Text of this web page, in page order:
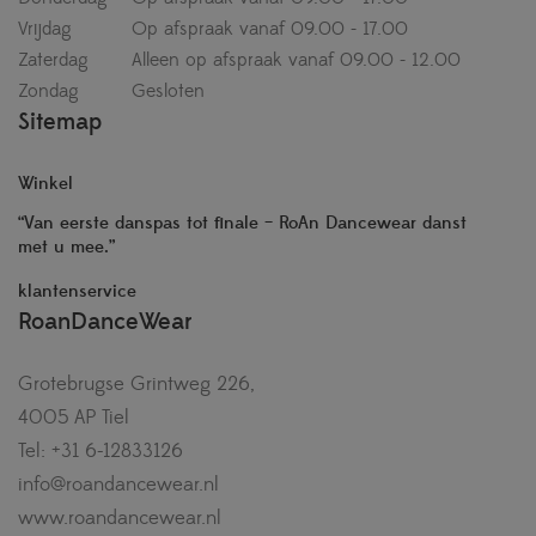
Vrijdag
Op afspraak vanaf 09.00 - 17.00
Zaterdag
Alleen op afspraak vanaf 09.00 - 12.00
Zondag
Gesloten
Sitemap
Winkel
“Van eerste danspas tot finale – RoAn Dancewear danst
met u mee.”
klantenservice
RoanDanceWear
Grotebrugse Grintweg 226,
4005 AP Tiel
Tel: +31 6-12833126
info@roandancewear.nl
www.roandancewear.nl